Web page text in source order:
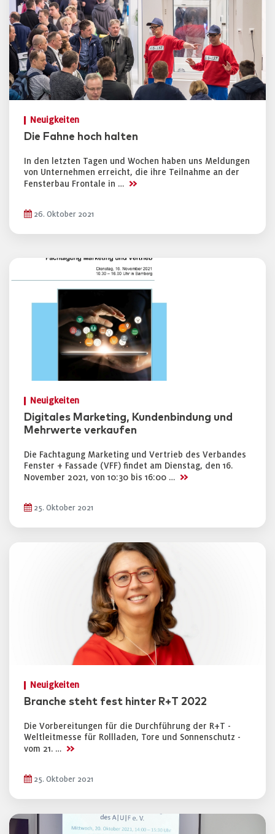
Neuigkeiten
Die Fahne hoch halten
In den letzten Tagen und Wochen haben uns Meldungen
von Unternehmen erreicht, die ihre Teilnahme an der
Fensterbau Frontale in … >>
26. Oktober 2021
Neuigkeiten
Digitales Marketing, Kundenbindung und
Mehrwerte verkaufen
Die Fachtagung Marketing und Vertrieb des Verbandes
Fenster + Fassade (VFF) findet am Dienstag, den 16.
November 2021, von 10:30 bis 16:00 … >>
25. Oktober 2021
Neuigkeiten
Branche steht fest hinter R+T 2022
Die Vorbereitungen für die Durchführung der R+T -
Weltleitmesse für Rollladen, Tore und Sonnenschutz -
vom 21. … >>
25. Oktober 2021